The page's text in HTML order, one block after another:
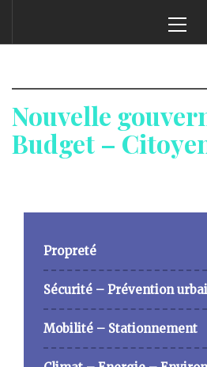
Nouvelle
Budget –
Propreté
Sécurité – Prévention
Mobilité – Stationnement